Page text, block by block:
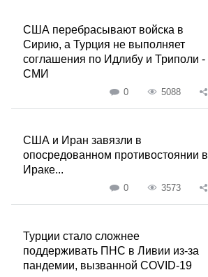
США перебрасывают войска в
Сирию, а Турция не выполняет
соглашения по Идлибу и Триполи -
СМИ
0 5088
США и Иран завязли в
опосредованном противостоянии в
Ираке...
0 3573
Турции стало сложнее
поддерживать ПНС в Ливии из-за
пандемии, вызванной COVID-19